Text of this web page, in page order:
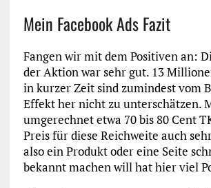
Mein Facebook Ads Fazit
Fangen wir mit dem Positiven an:
der Aktion war sehr gut. 13
in kurzer Zeit sind zumindest vom
Effekt her nicht zu unterschätzen.
umgerechnet etwa 70 bis 80 Cent
Preis für diese Reichweite auch
also ein Produkt oder eine Seite
bekannt machen will hat hier viel